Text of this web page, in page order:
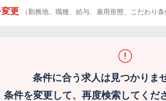
更 （勤務地、職種、給与、雇用形態、こだわり条
条件に合う求人は見つかりま
条件を変更して、再度検索してくだ